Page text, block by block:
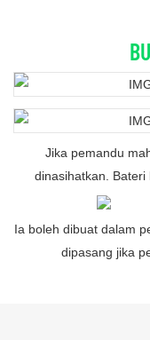
Jika pemandu
dinasihatkan.
Ia boleh dibuat dalam
dipasang jika